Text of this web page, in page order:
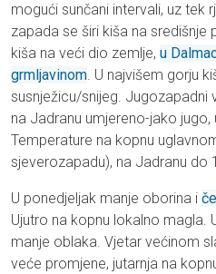
mogući sunčani intervali, uz tek
zapada se širi kiša na središnje
kiša na veći dio zemlje, u
grmljavinom. U najvišem gorju
susnježicu/snijeg. Jugozapadni
na Jadranu umjereno-jako jugo,
Temperature na kopnu
sjeverozapadu), na Jadranu do
U ponedjeljak manje oborina i
Ujutro na kopnu lokalno magla.
manje oblaka. Vjetar većinom
veće promjene, jutarnja na